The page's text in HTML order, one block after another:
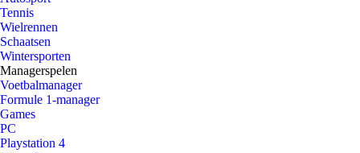
Tennis
Wielrennen
Schaatsen
Wintersporten
Managerspelen
Voetbalmanager
Formule 1-manager
Games
PC
Playstation 4